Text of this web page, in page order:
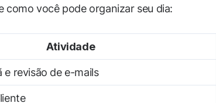
como você pode organizar seu dia:
Atividade
e revisão de e-mails